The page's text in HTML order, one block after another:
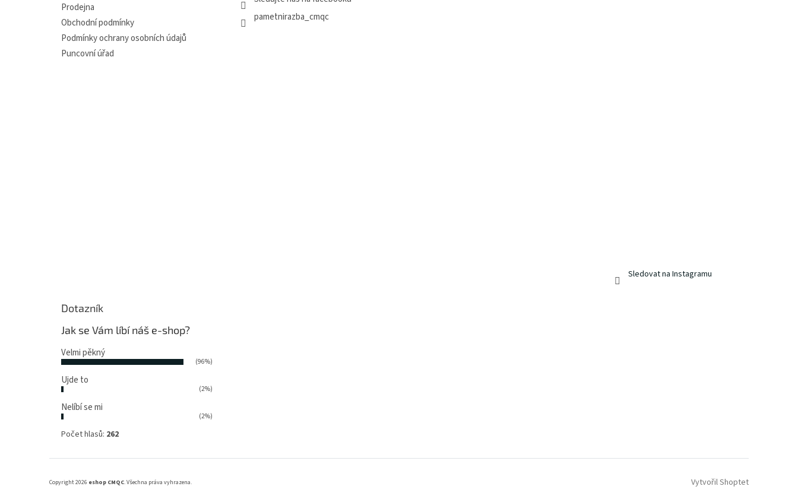
Prodejna
Obchodní podmínky
Podmínky ochrany osobních údajů
Puncovní úřad
pametnirazba_cmqc
Sledovat na Instagramu
Dotazník
Jak se Vám líbí náš e-shop?
Velmi pěkný
(96%)
Ujde to
(2%)
Nelíbí se mi
(2%)
Počet hlasů: 262
Vytvořil Shoptet
Copyright 2026 eshop CMQC. Všechna práva vyhrazena.